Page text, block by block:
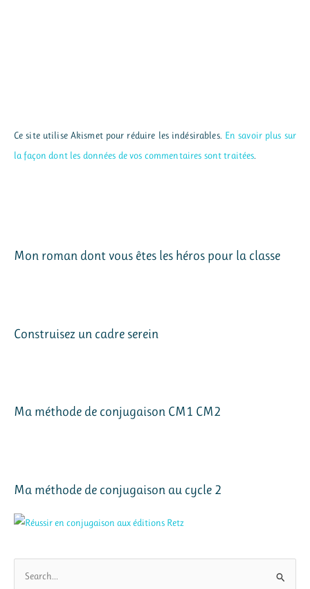
Ce site utilise Akismet pour réduire les indésirables. En savoir plus sur
la façon dont les données de vos commentaires sont traitées.
Mon roman dont vous êtes les héros pour la classe
Construisez un cadre serein
Ma méthode de conjugaison CM1 CM2
Ma méthode de conjugaison au cycle 2